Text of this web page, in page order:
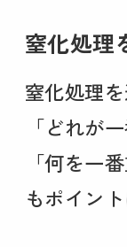
窒化処理
窒化処理
「どれが
「何を一
もポイン